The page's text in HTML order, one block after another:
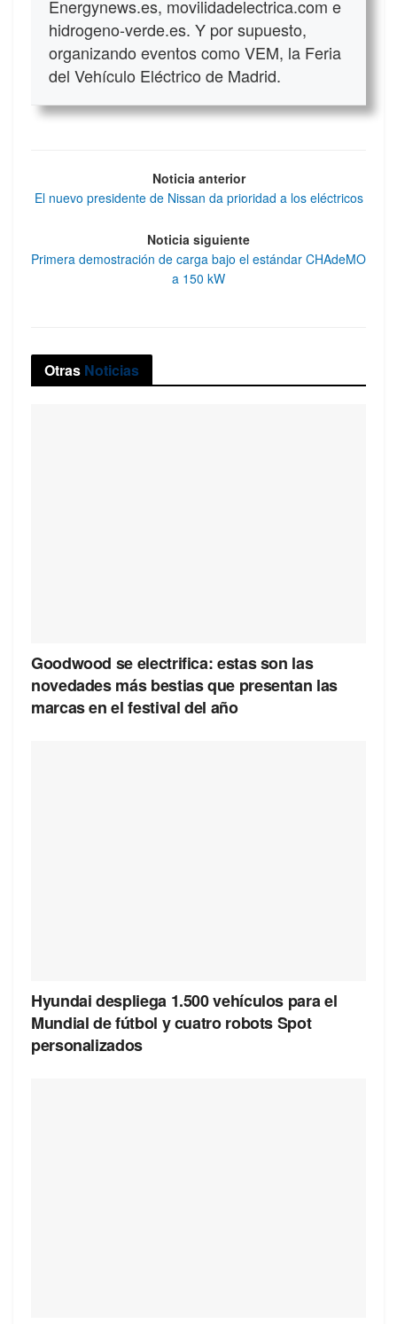
Energynews.es, movilidadelectrica.com e
hidrogeno-verde.es. Y por supuesto,
organizando eventos como VEM, la Feria
del Vehículo Eléctrico de Madrid.
Noticia anterior
El nuevo presidente de Nissan da prioridad a los eléctricos
Noticia siguiente
Primera demostración de carga bajo el estándar CHAdeMO
a 150 kW
Otras Noticias
Goodwood se electrifica: estas son las
novedades más bestias que presentan las
marcas en el festival del año
Hyundai despliega 1.500 vehículos para el
Mundial de fútbol y cuatro robots Spot
personalizados